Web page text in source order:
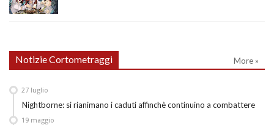
Notizie Cortometraggi More »
Nightborne: si rianimano i caduti affinchè continuino a combattere
27 luglio
19 maggio